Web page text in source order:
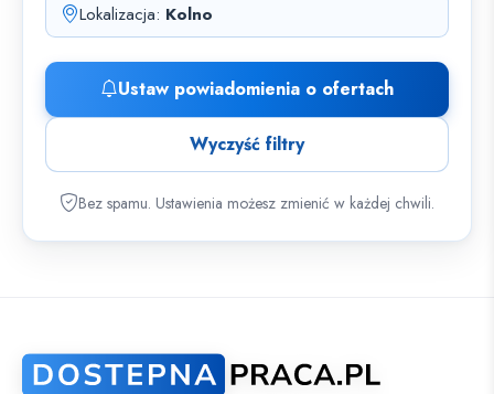
Lokalizacja: Kolno
Ustaw powiadomienia o ofertach
Wyczyść filtry
Bez spamu. Ustawienia możesz zmienić w każdej chwili.